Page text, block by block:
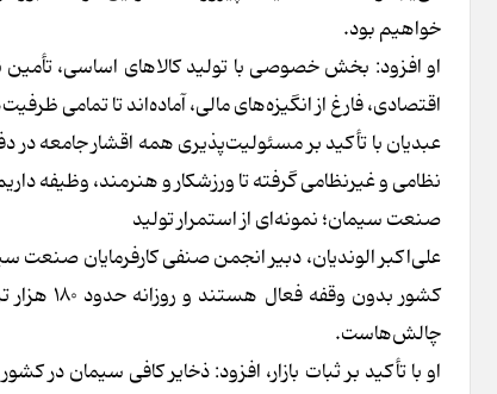
خواهیم بود.
او افزود: بخش خصوصی با تولید کالاهای اساسی،
اقتصادی، فارغ از انگیزه‌های مالی، آماده‌اند تا تمامی
عبدیان با تأکید بر مسئولیت‌پذیری همه اقشار جامعه
نظامی و غیرنظامی گرفته تا ورزشکار و هنرمند، وظیفه
صنعت سیمان؛ نمونه‌ای از استمرار تولید
علی‌اکبر الوندیان، دبیر انجمن صنفی کارفرمایان صنعت
کشور
چالش‌هاست.
او با تأکید بر ثبات بازار، افزود: ذخایر کافی سیمان